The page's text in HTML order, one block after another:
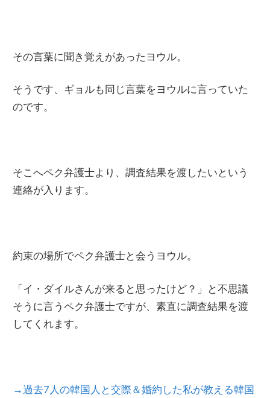
その言葉に聞き覚えがあったヨウル。
そうです、ギョルも同じ言葉をヨウルに言っていた
のです。
そこへペク弁護士より、調査結果を渡したいという
連絡が入ります。
約束の場所でペク弁護士と会うヨウル。
「イ・ダイルさんが来ると思ったけど？」と不思議
そうに言うペク弁護士ですが、素直に調査結果を渡
してくれます。
→過去7人の韓国人と交際＆婚約した私が教える韓国